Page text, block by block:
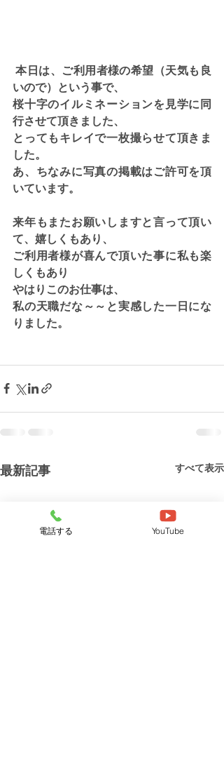
本日は、ご利用者様の希望（天気も良
いので）という事で、
桜十字のイルミネーションを見学に同
行させて頂きました、
とってもキレイで一枚撮らせて頂きま
した。
あ、ちなみに写真の掲載はご許可を頂
いています。
来年もまたお願いしますと言って頂い
て、嬉しくもあり、
ご利用者様が喜んで頂いた事に私も楽
しくもあり
やはりこのお仕事は、
私の天職だな～～と実感した一日にな
りました。
最新記事 すべて表示
電話する YouTube